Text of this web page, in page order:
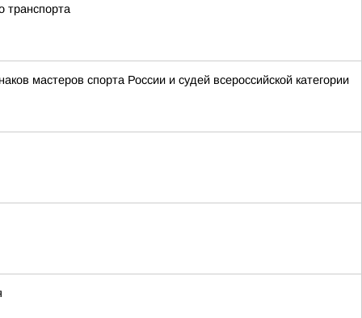
транспорта
мастеров спорта России и судей всероссийской категории